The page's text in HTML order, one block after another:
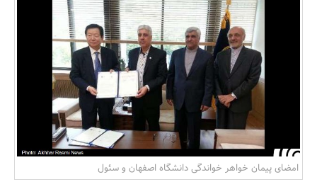
بانک، بیمه و سرمایه
مسکن و ساختمان
امضای پیمان خواهر خواندگی دانشگاه اصفهان و سئول